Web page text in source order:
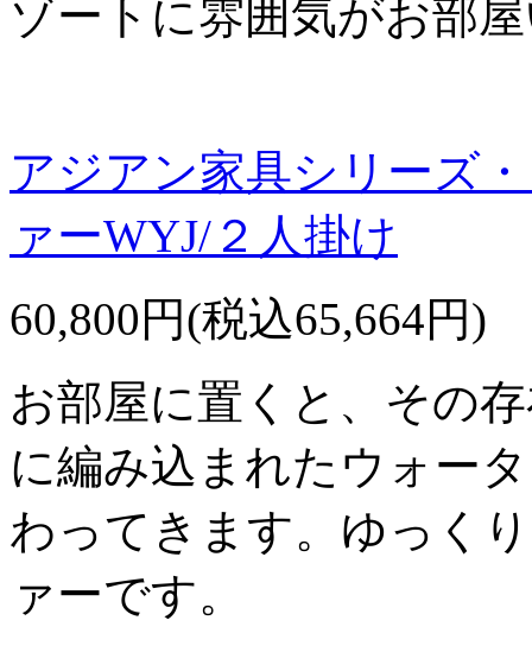
ゾートに雰囲気がお部
アジアン家具シリーズ
ァーWYJ/２人掛け
60,800円(税込65,664円)
お部屋に置くと、その
に編み込まれたウォー
わってきます。ゆっく
ァーです。